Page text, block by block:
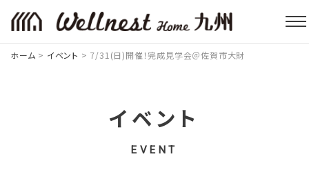
ホーム > イベント > 7/31(日)開催！完成見学会＠佐賀市大財
イベント
EVENT